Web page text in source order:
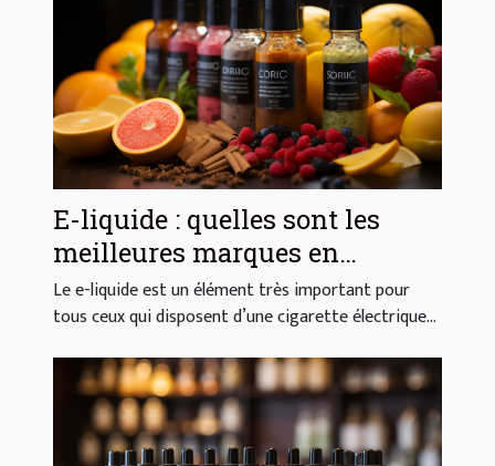
E-liquide : quelles sont les
meilleures marques en
France ?
Le e-liquide est un élément très important pour
tous ceux qui disposent d’une cigarette électrique...